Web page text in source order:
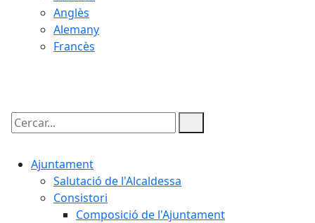
Anglès
Alemany
Francès
Cercar:
Ajuntament
Salutació de l'Alcaldessa
Consistori
Composició de l'Ajuntament